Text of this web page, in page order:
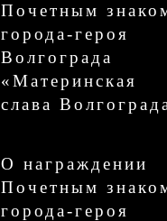
Почетным
города-героя
Волгограда
«Материнская
слава
О награждении
Почетным
города-героя